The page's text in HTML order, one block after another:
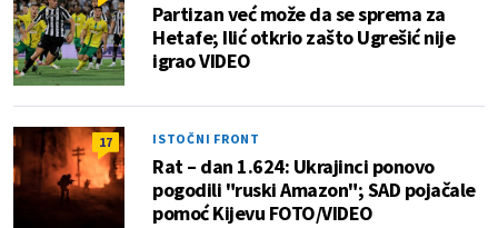
Partizan već može da se sprema za
Hetafe; Ilić otkrio zašto Ugrešić nije
igrao VIDEO
17 ISTOČNI FRONT
Rat – dan 1.624: Ukrajinci ponovo
pogodili "ruski Amazon"; SAD pojačale
pomoć Kijevu FOTO/VIDEO